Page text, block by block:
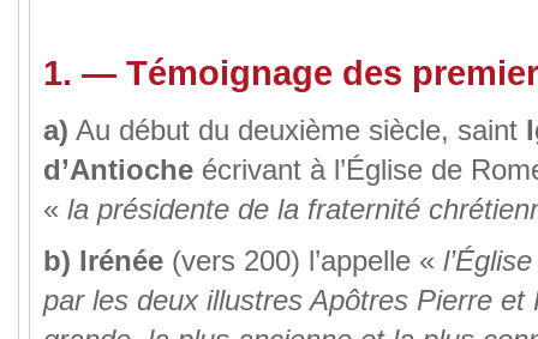
1. — Témoignage des
a) Au début du deuxième siècle, saint
d’Antiocheécrivant à l’Église de
«la présidente de la fraternité
b) Irénée(vers 200) l’appelle «
par les deux illustres Apôtres Pierre et